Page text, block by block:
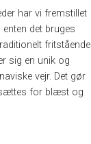
har vi fremstillet
det bruges
fritstående
sig en unik og
vejr. Det gør
for blæst og